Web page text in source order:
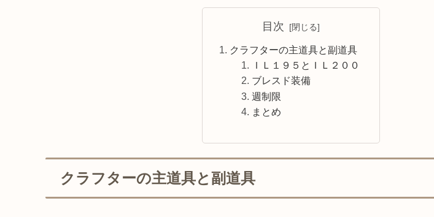
目次
クラフターの主道具と副道具
ＩＬ１９５とＩＬ２００
ブレスド装備
週制限
まとめ
クラフターの主道具と副道具